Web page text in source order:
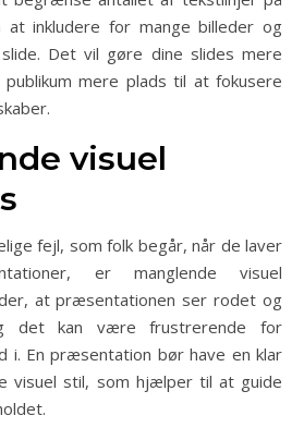
at inkludere for mange billeder og
Det vil gøre dine slides mere
mere plads til at fokusere
visuel
fejl, som folk begår, når de laver
er manglende visuel
at præsentationen ser rodet og
det kan være frustrerende for
i. En præsentation bør have en klar
visuel stil, som hjælper til at guide